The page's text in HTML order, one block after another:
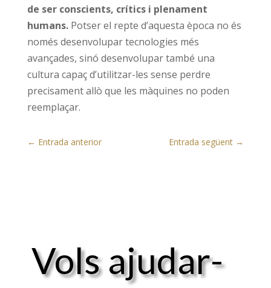
de ser conscients, crítics i plenament
humans.Potser el repte d’aquesta època no és
només desenvolupar tecnologies més
avançades, sinó desenvolupar també una
cultura capaç d’utilitzar-les sense perdre
precisament allò que les màquines no poden
reemplaçar.
← Entrada anterior Entrada següent →
Vols ajudar-